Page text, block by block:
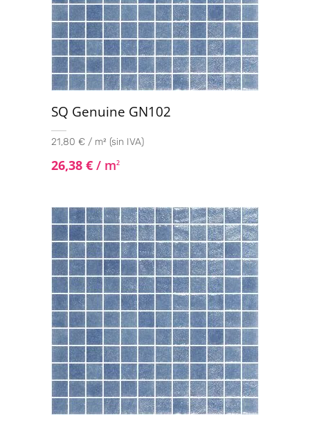
SQ Genuine GN102
21,80 € / m² (sin IVA)
26,38 € / m2